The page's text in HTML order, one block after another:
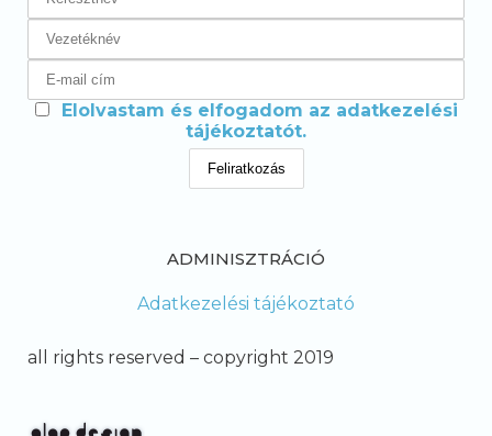
Elolvastam és elfogadom az adatkezelési
tájékoztatót.
ADMINISZTRÁCIÓ
Adatkezelési tájékoztató
all rights reserved – copyright 2019